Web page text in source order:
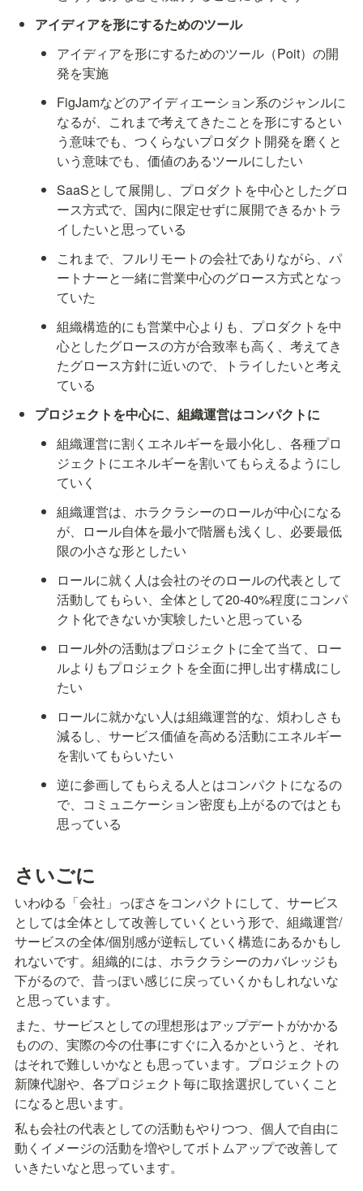
アイディアを形にするためのツール
アイディアを形にするためのツール（Poit）の開
発を実施
FigJamなどのアイディエーション系のジャンルに
なるが、これまで考えてきたことを形にするとい
う意味でも、つくらないプロダクト開発を磨くと
いう意味でも、価値のあるツールにしたい
SaaSとして展開し、プロダクトを中心としたグロ
ース方式で、国内に限定せずに展開できるかトラ
イしたいと思っている
これまで、フルリモートの会社でありながら、パ
ートナーと一緒に営業中心のグロース方式となっ
ていた
組織構造的にも営業中心よりも、プロダクトを中
心としたグロースの方が合致率も高く、考えてき
たグロース方針に近いので、トライしたいと考え
ている
プロジェクトを中心に、組織運営はコンパクトに
組織運営に割くエネルギーを最小化し、各種プロ
ジェクトにエネルギーを割いてもらえるようにし
ていく
組織運営は、ホラクラシーのロールが中心になる
が、ロール自体を最小で階層も浅くし、必要最低
限の小さな形としたい
ロールに就く人は会社のそのロールの代表として
活動してもらい、全体として20-40%程度にコンパ
クト化できないか実験したいと思っている
ロール外の活動はプロジェクトに全て当て、ロー
ルよりもプロジェクトを全面に押し出す構成にし
たい
ロールに就かない人は組織運営的な、煩わしさも
減るし、サービス価値を高める活動にエネルギー
を割いてもらいたい
逆に参画してもらえる人とはコンパクトになるの
で、コミュニケーション密度も上がるのではとも
思っている
さいごに
いわゆる「会社」っぽさをコンパクトにして、サービス
としては全体として改善していくという形で、組織運営/
サービスの全体/個別感が逆転していく構造にあるかもし
れないです。組織的には、ホラクラシーのカバレッジも
下がるので、昔っぽい感じに戻っていくかもしれないな
と思っています。
また、サービスとしての理想形はアップデートがかかる
ものの、実際の今の仕事にすぐに入るかというと、それ
はそれで難しいかなとも思っています。プロジェクトの
新陳代謝や、各プロジェクト毎に取捨選択していくこと
になると思います。
私も会社の代表としての活動もやりつつ、個人で自由に
動くイメージの活動を増やしてボトムアップで改善して
いきたいなと思っています。